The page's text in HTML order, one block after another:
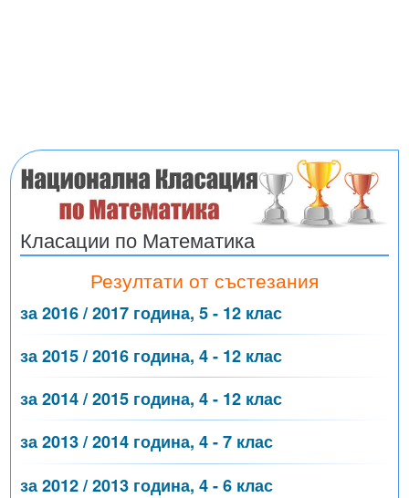
Класации по Математика
Резултати от състезания
за 2016 / 2017 година, 5 - 12 клас
за 2015 / 2016 година, 4 - 12 клас
за 2014 / 2015 година, 4 - 12 клас
за 2013 / 2014 година, 4 - 7 клас
за 2012 / 2013 година, 4 - 6 клас